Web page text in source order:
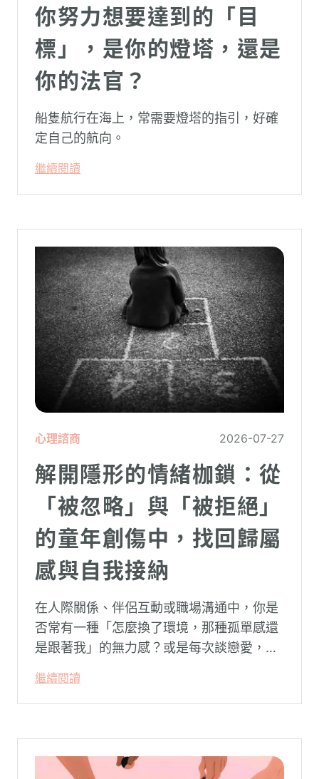
你努力想要達到的「目
標」，是你的燈塔，還是
你的法官？
船隻航行在海上，常需要燈塔的指引，好確
定自己的航向。
繼續閱讀
心理諮商 2026-07-27
解開隱形的情緒枷鎖：從
「被忽略」與「被拒絕」
的童年創傷中，找回歸屬
感與自我接納
在人際關係、伴侶互動或職場溝通中，你是
否常有一種「怎麼換了環境，那種孤單感還
是跟著我」的無力感？或是每次談戀愛，總
卻演變成兩敗俱傷？
繼續閱讀